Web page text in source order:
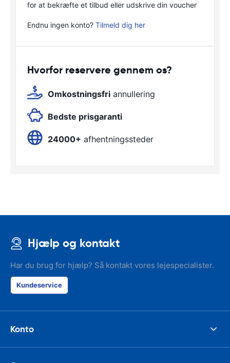
for at bekræfte et tilbud eller udskrive din voucher
Endnu ingen konto? Tilmeld dig her
Hvorfor reservere gennem os?
Omkostningsfri annullering
Bedste prisgaranti
24000+ afhentningssteder
Hjælp og kontakt
Har du brug for hjælp? Så kontakt vores lejespecialister.
Kundeservice
Konto